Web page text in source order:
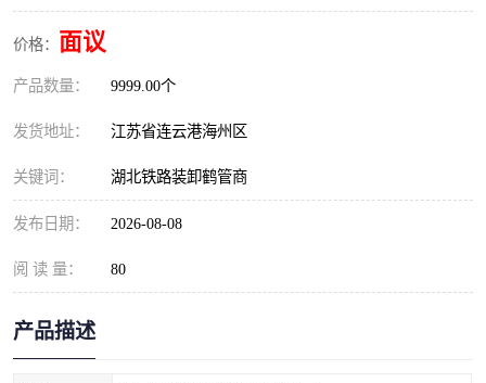
价格： 面议
产品数量： 9999.00个
发货地址： 江苏省连云港海州区
关键词： 湖北铁路装卸鹤管商
发布日期： 2026-08-08
阅 读 量： 80
产品描述